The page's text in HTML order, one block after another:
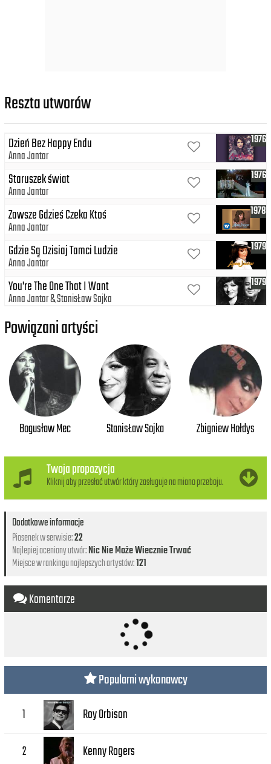
Reszta utworów
1976
Dzień Bez Happy Endu
Anna Jantar
1976
Staruszek świat
Anna Jantar
1978
Zawsze Gdzieś Czeka Ktoś
Anna Jantar
1979
Gdzie Są Dzisiaj Tamci Ludzie
Anna Jantar
1979
You're The One That I Want
Anna Jantar StanisŁaw Sojka
Powiązani artyści
Bogusław Mec StanisŁaw Sojka Zbigniew Hołdys
Twoja propozycja
Kliknij aby przesłać utwór który zasługuje na miano przeboju.
Dodatkowe informacje
Piosenek w serwisie:22
Najlepiej oceniony utwór:Nic Nie Może Wiecznie Trwać
Miejsce w rankingu najlepszych artystów:121
Komentarze
Popularni wykonawcy
1 Roy Orbison
2 Kenny Rogers